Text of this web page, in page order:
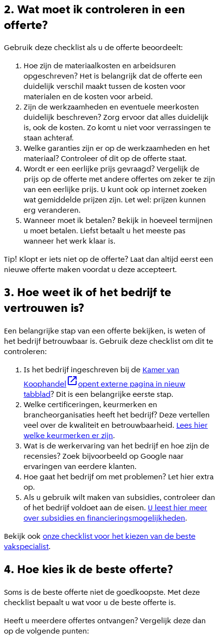
2. Wat moet ik controleren in een
offerte?
Gebruik deze checklist als u de offerte beoordeelt:
Hoe zijn de materiaalkosten en arbeidsuren
opgeschreven? Het is belangrijk dat de offerte een
duidelijk verschil maakt tussen de kosten voor
materialen en de kosten voor arbeid.
Zijn de werkzaamheden en eventuele meerkosten
duidelijk beschreven? Zorg ervoor dat alles duidelijk
is, ook de kosten. Zo komt u niet voor verrassingen te
staan achteraf.
Welke garanties zijn er op de werkzaamheden en het
materiaal? Controleer of dit op de offerte staat.
Wordt er een eerlijke prijs gevraagd? Vergelijk de
prijs op de offerte met andere offertes om zeker te zijn
van een eerlijke prijs. U kunt ook op internet zoeken
wat gemiddelde prijzen zijn. Let wel: prijzen kunnen
erg veranderen.
Wanneer moet ik betalen? Bekijk in hoeveel termijnen
u moet betalen. Liefst betaalt u het meeste pas
wanneer het werk klaar is.
Tip! Klopt er iets niet op de offerte? Laat dan altijd eerst een
nieuwe offerte maken voordat u deze accepteert.
3. Hoe weet ik of het bedrijf te
vertrouwen is?
Een belangrijke stap van een offerte bekijken, is weten of
het bedrijf betrouwbaar is. Gebruik deze checklist om dit te
controleren:
Is het bedrijf ingeschreven bij de Kamer van
Koophandel
opent externe pagina in nieuw
tabblad? Dit is een belangrijke eerste stap.
Welke certificeringen, keurmerken en
brancheorganisaties heeft het bedrijf? Deze vertellen
veel over de kwaliteit en betrouwbaarheid. Lees hier
welke keurmerken er zijn.
Wat is de werkervaring van het bedrijf en hoe zijn de
recensies? Zoek bijvoorbeeld op Google naar
ervaringen van eerdere klanten.
Hoe gaat het bedrijf om met problemen? Let hier extra
op.
Als u gebruik wilt maken van subsidies, controleer dan
of het bedrijf voldoet aan de eisen. U leest hier meer
over subsidies en financieringsmogelijkheden.
Bekijk ook onze checklist voor het kiezen van de beste
vakspecialist.
4. Hoe kies ik de beste offerte?
Soms is de beste offerte niet de goedkoopste. Met deze
checklist bepaalt u wat voor u de beste offerte is.
Heeft u meerdere offertes ontvangen? Vergelijk deze dan
op de volgende punten: